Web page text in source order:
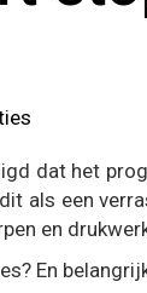
dat het
als een
en
En